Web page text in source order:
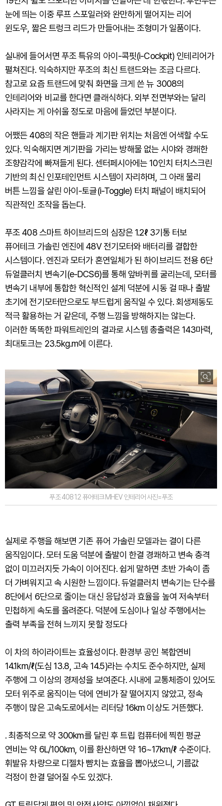
눈에 띄는 이중 루프 스포일러와 완만하게 떨어지는 리어
윈도우, 짧은 트렁크 리드가 만들어내는 조형미가 일품이다.
실내에 들어서면 푸조 특유의 아이-콕핏(i-Cockpit) 인테리어가
펼쳐진다. 익숙하지만 푸조의 최신 트랜드와는 조금 다르다.
참고로 요즘 트랜드에 맞춰 화면을 크게 쓴 뉴 3008의
인테리어와 비교를 한다면 클래식하다. 외부 전면부와는 달리
사라지는 게 아쉬울 정도로 마음에 들었던 부분이다.
어쨌든 408의 작은 핸들과 계기판 위치는 처음엔 어색할 수도
있다. 익숙해지면 계기판을 가리는 방해물 없는 시야와 경쾌한
조향감각에 빠져들게 된다. 센터페시아에는 10인치 터치스크린
기반의 최신 인포테인먼트 시스템이 자리하며, 그 아래 물리
버튼 느낌을 살린 아이-토글(i-Toggle) 터치 패널이 배치되어
직관적인 조작을 돕는다.
푸조 408 스마트 하이브리드의 심장은 1.2ℓ 3기통 터보
퓨어테크 가솔린 엔진에 48V 전기모터와 배터리를 결합한
시스템이다. 엔진과 모터가 혼연일체가 된 하이브리드 전용 6단
듀얼클러치 변속기(e-DCS6)를 통해 앞바퀴를 굴리는데, 모터를
변속기 내부에 통합한 혁신적인 설계 덕분에 시동 걸 때나 출발
초기에 전기모터만으로도 부드럽게 움직일 수 있다. 회생제동도
적극 활용하는 거 같은데, 주행 느낌을 방해하지는 않는다.
이러한 똑똑한 파워트레인의 결과로 시스템 총출력은 143마력,
최대토크는 23.5kg.m에 이른다.
푸조 408 1.2 퓨어테크 MHEV 인테리어 사진=푸조
실제로 주행을 해보면 기존 퓨어 가솔린 모델과는 결이 다른
움직임이다. 모터 도움 덕분에 출발이 한결 경쾌하고 변속 충격
없이 미끄러지듯 가속이 이어진다. 쉽게 말하면 초반 가속이 좀
더 가벼워지고 속 시원한 느낌이다. 듀얼클러치 변속기는 단수를
8단에서 6단으로 줄이는 대신 응답성과 효율을 높여 저속부터
민첩하게 속도를 올려준다. 덕분에 도심이나 일상 주행에서는
출력 부족을 전혀 느끼지 못할 정도다
이 차의 하이라이트는 효율성이다. 환경부 공인 복합연비
14.1km/ℓ(도심 13.8, 고속 14.5)라는 수치도 준수하지만, 실제
주행에 그 이상의 경제성을 보여준다. 시내에 교통체증이 있어도
모터 위주로 움직이는 덕에 연비가 잘 떨어지지 않았고, 정속
주행이 많은 고속도로에서는 리터당 16km 이상도 거뜬했다.
. 최종적으로 약 300km를 달린 후 트립 컴퓨터에 찍힌 평균
연비는 약 6L/100km, 이를 환산하면 약 16~17km/ℓ 수준이다.
휘발유 차량으로 디젤차 뺨치는 효율을 뽑아냈으니, 기름값
걱정이 한결 덜어질 수도 있겠다.